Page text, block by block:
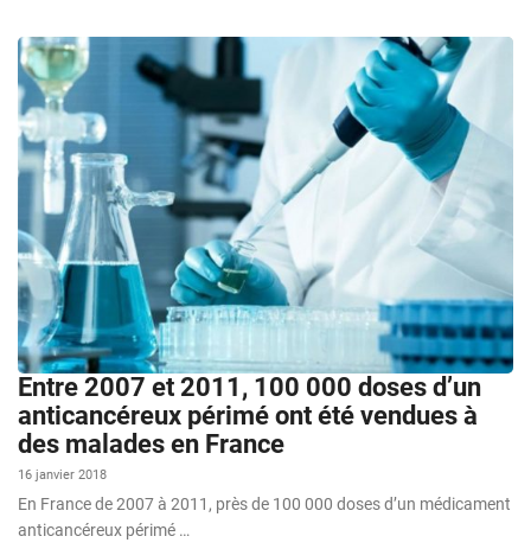
Entre 2007 et 2011, 100 000 doses d’un
anticancéreux périmé ont été vendues à
des malades en France
16 janvier 2018
En France de 2007 à 2011, près de 100 000 doses d’un médicament
anticancéreux périmé …